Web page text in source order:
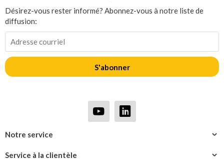
Service à la clientèle
Notre service
Désirez-vous rester informé? Abonnez-vous à notre liste de
diffusion:
S'abonner